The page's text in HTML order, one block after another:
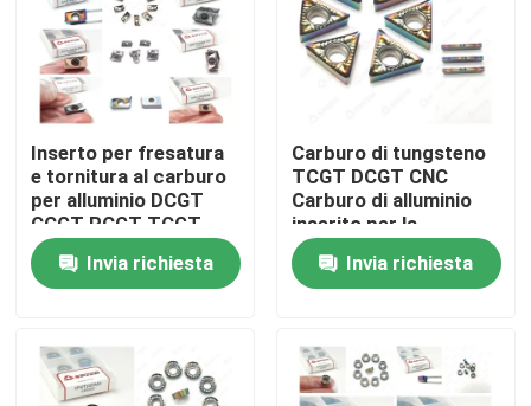
Casa
Inserto per fresatura
e tornitura al carburo
per alluminio DCGT
CCGT RCGT TCGT
Alluminio
Invia richiesta
Carburo di tungsteno
TCGT DCGT CNC
Carburo di alluminio
inserito per la
precisione
Invia richiesta